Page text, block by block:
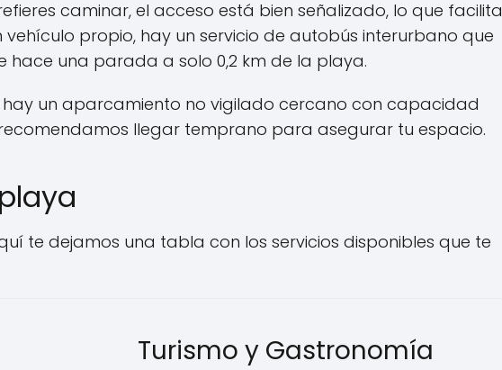
caminar, el acceso está bien señalizado, lo que facilita
propio, hay un servicio de autobús interurbano que
hace una parada a solo 0,2 km de la playa.
hay un aparcamiento no vigilado cercano con capacidad
llegar temprano para asegurar tu espacio.
te dejamos una tabla con los servicios disponibles que te
Turismo y Gastronomía